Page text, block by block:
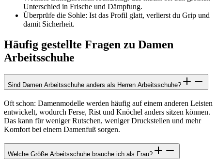
Unterschied in Frische und Dämpfung.
Überprüfe die Sohle: Ist das Profil glatt, verlierst du Grip und
damit Sicherheit.
Häufig gestellte Fragen zu Damen
Arbeitsschuhe
Sind Damen Arbeitsschuhe anders als Herren Arbeitsschuhe?
Oft schon: Damenmodelle werden häufig auf einem anderen Leisten
entwickelt, wodurch Ferse, Rist und Knöchel anders sitzen können.
Das kann für weniger Rutschen, weniger Druckstellen und mehr
Komfort bei einem Damenfuß sorgen.
Welche Größe Arbeitsschuhe brauche ich als Frau?